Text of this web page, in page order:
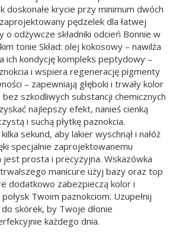
doskonałe krycie przy minimum dwóch
pędzelek dla łatwej
o odżywcze składniki odcień Bonnie w
tonie Skład: olej kokosowy – nawilża
ich kondycję kompleks peptydowy –
i wspiera regenerację pigmenty
– zapewniają głęboki i trwały kolor
bez szkodliwych substancji chemicznych
najlepszy efekt, nanieś cienką
i suchą płytkę paznokcia.
sekund, aby lakier wyschnął i nałóż
specjalnie zaprojektowanemu
jest prosta i precyzyjna. Wskazówka
manicure użyj bazy oraz top
dodatkowo zabezpieczą kolor i
Twoim paznokciom. Uzupełnij
skórek, by Twoje dłonie
każdego dnia.